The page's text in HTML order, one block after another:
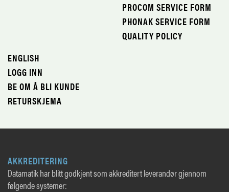
PROCOM SERVICE FORM
PHONAK SERVICE FORM
QUALITY POLICY
ENGLISH
LOGG INN
BE OM Å BLI KUNDE
RETURSKJEMA
AKKREDITERING
Datamatik har blitt godkjent som akkreditert leverandør gjennom
følgende systemer: